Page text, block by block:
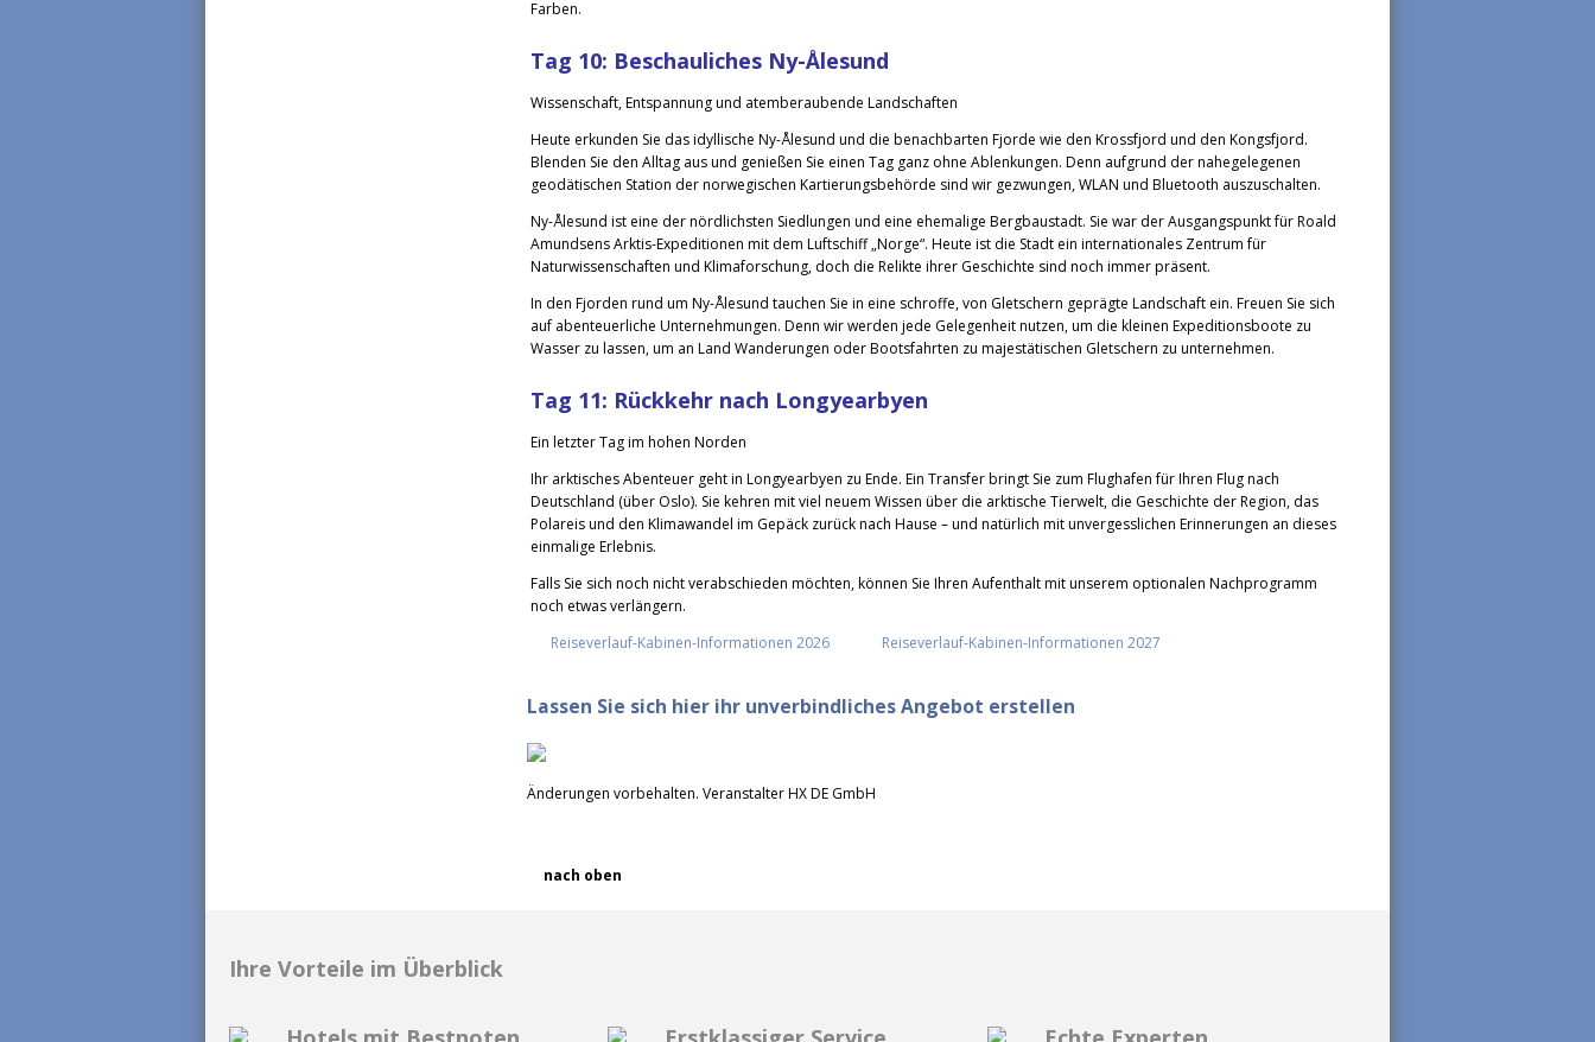
Farben.
Tag 10: Beschauliches Ny-Ålesund
Wissenschaft, Entspannung und atemberaubende Landschaften
Heute erkunden Sie das idyllische Ny-Ålesund und die benachbarten Fjorde wie den Krossfjord und den Kongsfjord.
Blenden Sie den Alltag aus und genießen Sie einen Tag ganz ohne Ablenkungen. Denn aufgrund der nahegelegenen
geodätischen Station der norwegischen Kartierungsbehörde sind wir gezwungen, WLAN und Bluetooth auszuschalten.
Ny-Ålesund ist eine der nördlichsten Siedlungen und eine ehemalige Bergbaustadt. Sie war der Ausgangspunkt für Roald
Amundsens Arktis-Expeditionen mit dem Luftschiff „Norge“. Heute ist die Stadt ein internationales Zentrum für
Naturwissenschaften und Klimaforschung, doch die Relikte ihrer Geschichte sind noch immer präsent.
In den Fjorden rund um Ny-Ålesund tauchen Sie in eine schroffe, von Gletschern geprägte Landschaft ein. Freuen Sie sich
auf abenteuerliche Unternehmungen. Denn wir werden jede Gelegenheit nutzen, um die kleinen Expeditionsboote zu
Wasser zu lassen, um an Land Wanderungen oder Bootsfahrten zu majestätischen Gletschern zu unternehmen.
Tag 11: Rückkehr nach Longyearbyen
Ein letzter Tag im hohen Norden
Ihr arktisches Abenteuer geht in Longyearbyen zu Ende. Ein Transfer bringt Sie zum Flughafen für Ihren Flug nach
Deutschland (über Oslo). Sie kehren mit viel neuem Wissen über die arktische Tierwelt, die Geschichte der Region, das
Polareis und den Klimawandel im Gepäck zurück nach Hause – und natürlich mit unvergesslichen Erinnerungen an dieses
einmalige Erlebnis.
Falls Sie sich noch nicht verabschieden möchten, können Sie Ihren Aufenthalt mit unserem optionalen Nachprogramm
noch etwas verlängern.
Reiseverlauf-Kabinen-Informationen 2026
Reiseverlauf-Kabinen-Informationen 2027
Lassen Sie sich hier ihr unverbindliches Angebot erstellen
Änderungen vorbehalten. VeranstalterHX DE GmbH
nach oben
Ihre Vorteile im Überblick